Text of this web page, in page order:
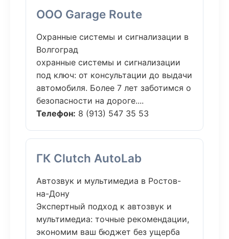
ООО Garage Route
Охранные системы и сигнализации в
Волгоград
охранные системы и сигнализации
под ключ: от консультации до выдачи
автомобиля. Более 7 лет заботимся о
безопасности на дороге....
Телефон: 8 (913) 547 35 53
ГК Clutch AutoLab
Автозвук и мультимедиа в Ростов-
на-Дону
Экспертный подход к автозвук и
мультимедиа: точные рекомендации,
экономим ваш бюджет без ущерба